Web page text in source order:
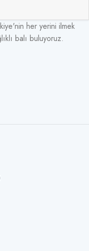
her yerini ilmek
balı buluyoruz.